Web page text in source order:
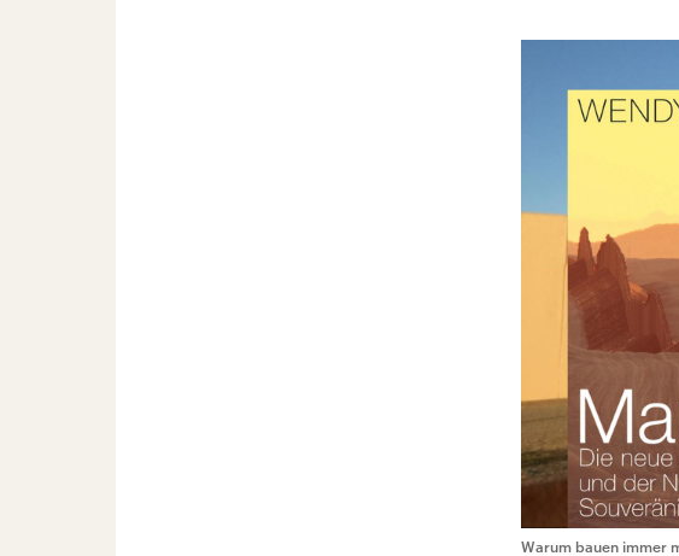
Warum bauen immer